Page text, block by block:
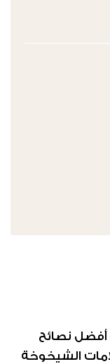
بين 40 و60: أفضل نصائح
الشيخوخة